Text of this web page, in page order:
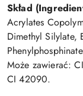
Skład
Acrylates
Dimethyl Silylate,
Może zawierać:
CI 42090.